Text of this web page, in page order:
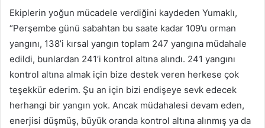
Ekiplerin yoğun mücadele verdiğini kaydeden Yumaklı,
“Perşembe günü sabahtan bu saate kadar 109’u orman
yangını, 138’i kırsal yangın toplam 247 yangına müdahale
edildi, bunlardan 241’i kontrol altına alındı. 241 yangını
kontrol altına almak için bize destek veren herkese çok
teşekkür ederim. Şu an için bizi endişeye sevk edecek
herhangi bir yangın yok. Ancak müdahalesi devam eden,
enerjisi düşmüş, büyük oranda kontrol altına alınmış ya da